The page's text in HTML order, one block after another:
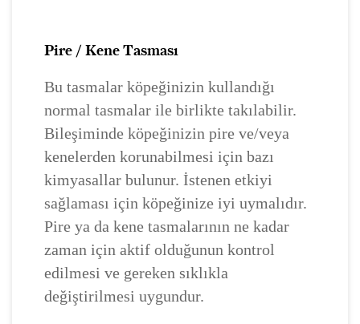
Pire / Kene Tasması
Bu tasmalar köpeğinizin kullandığı
normal tasmalar ile birlikte takılabilir.
Bileşiminde köpeğinizin pire ve/veya
kenelerden korunabilmesi için bazı
kimyasallar bulunur. İstenen etkiyi
sağlaması için köpeğinize iyi uymalıdır.
Pire ya da kene tasmalarının ne kadar
zaman için aktif olduğunun kontrol
edilmesi ve gereken sıklıkla
değiştirilmesi uygundur.